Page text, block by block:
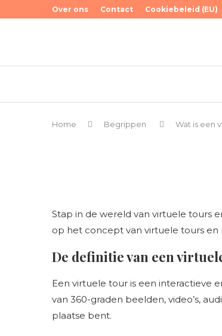
Over ons Contact Cookiebeleid (EU)
Home Begrippen Wat is een
Stap in de wereld van virtuele tours
op het concept van virtuele tours en
De definitie van een
Een virtuele tour is een interactieve
van 360-graden beelden, video’s,
plaatse bent.